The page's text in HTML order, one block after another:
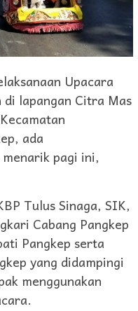
Upacara
lapangan Citra Mas
ada
pagi ini,
Tulus Sinaga, SIK,
Cabang Pangkep
Pangkep serta
yang didampingi
menggunakan